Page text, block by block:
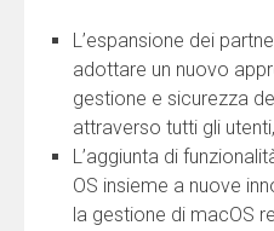
L’espansione dei
adottare un nuovo
gestione e sicurezza
attraverso tutti gli
L’aggiunta di
OS insieme a nuove
la gestione di macOS